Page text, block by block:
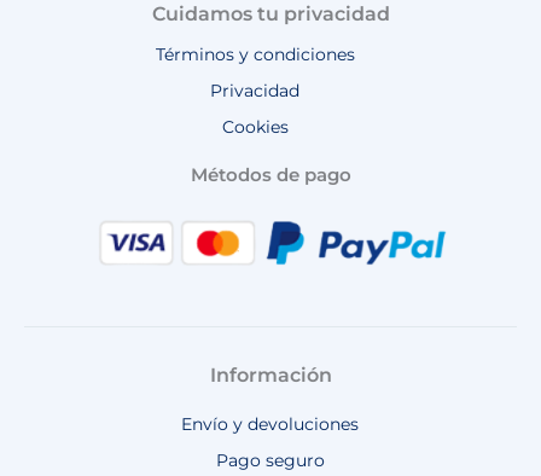
Cuidamos tu privacidad
Términos y condiciones
Privacidad
Cookies
Métodos de pago
Información
Envío y devoluciones
Pago seguro